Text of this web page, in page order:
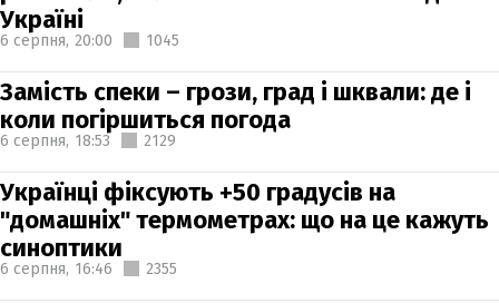
Україні
6 серпня, 20:00 1045
Замість спеки – грози, град і шквали: де і
коли погіршиться погода
6 серпня, 18:53 2129
Українці фіксують +50 градусів на
"домашніх" термометрах: що на це кажуть
синоптики
6 серпня, 16:46 2355